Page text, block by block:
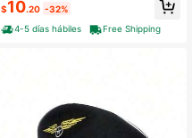
gorro quirúrgico de enfermera
$10.20 -32%
4-5 días hábiles
Free Shipping